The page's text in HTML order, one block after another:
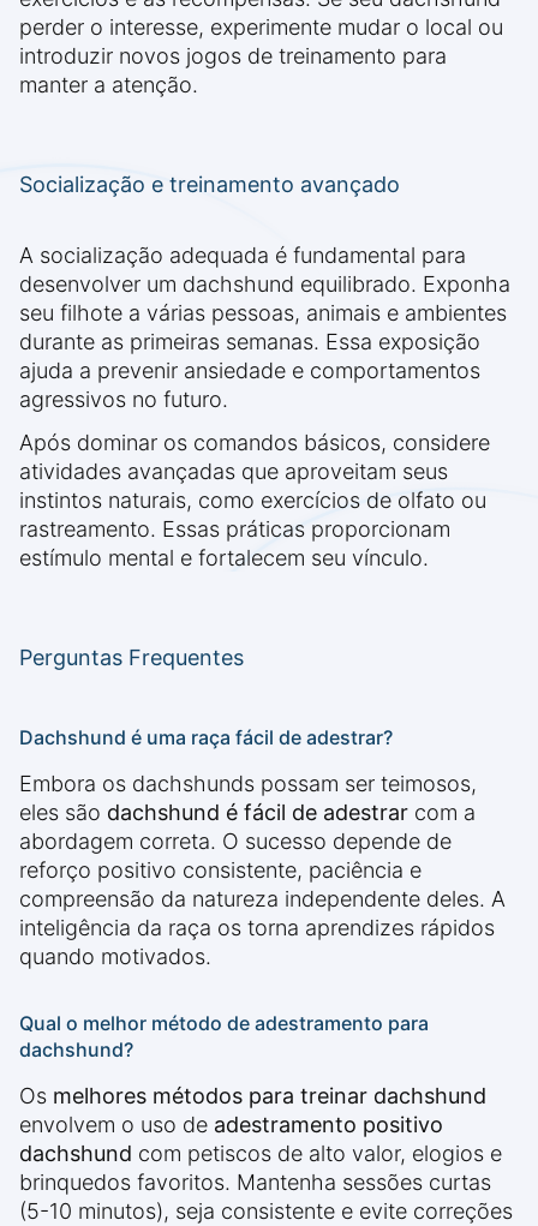
perder o interesse, experimente mudar o local ou
introduzir novos jogos de treinamento para
manter a atenção.
Socialização e treinamento avançado
A socialização adequada é fundamental para
desenvolver um dachshund equilibrado. Exponha
seu filhote a várias pessoas, animais e ambientes
durante as primeiras semanas. Essa exposição
ajuda a prevenir ansiedade e comportamentos
agressivos no futuro.
Após dominar os comandos básicos, considere
atividades avançadas que aproveitam seus
instintos naturais, como exercícios de olfato ou
rastreamento. Essas práticas proporcionam
estímulo mental e fortalecem seu vínculo.
Perguntas Frequentes
Dachshund é uma raça fácil de adestrar?
Embora os dachshunds possam ser teimosos,
eles são dachshund é fácil de adestrar com a
abordagem correta. O sucesso depende de
reforço positivo consistente, paciência e
compreensão da natureza independente deles. A
inteligência da raça os torna aprendizes rápidos
quando motivados.
Qual o melhor método de adestramento para
dachshund?
Os melhores métodos para treinar dachshund
envolvem o uso de adestramento positivo
dachshund com petiscos de alto valor, elogios e
brinquedos favoritos. Mantenha sessões curtas
(5-10 minutos), seja consistente e evite correções